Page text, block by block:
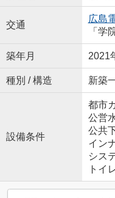
交通
広島
「学
築年月 2021
種別 / 構造 新築
設備条件
都市
公営
公共
イン
シス
トイ